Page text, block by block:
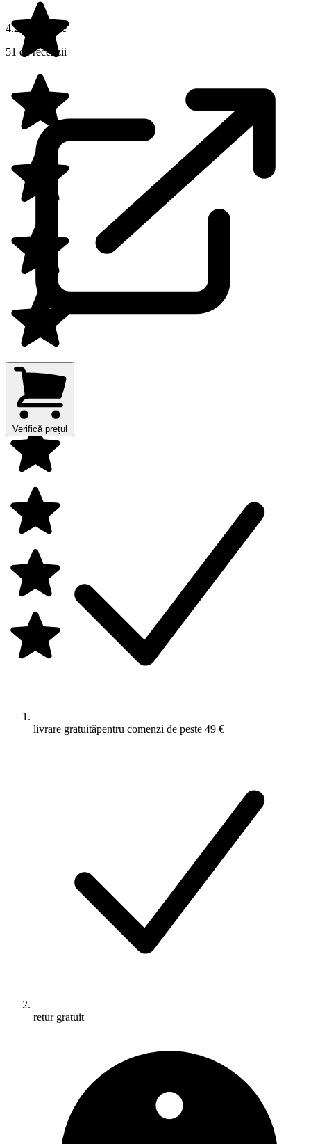
4.2 din 5 stele
51 de recenzii
Verifică prețul
livrare gratuităpentru comenzi de peste 49 €
retur gratuit